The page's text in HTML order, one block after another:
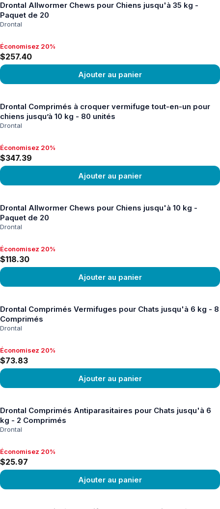
Drontal Allwormer Chews pour Chiens jusqu'à 35 kg -
Paquet de 20
Drontal
Économisez 20%, $257.40
Économisez 20%
$257.40
Ajouter au panier
Drontal Comprimés à croquer vermifuge tout-en-un pour
chiens jusqu’à 10 kg - 80 unités
Drontal
Économisez 20%, $347.39
Économisez 20%
$347.39
Ajouter au panier
Drontal Allwormer Chews pour Chiens jusqu'à 10 kg -
Paquet de 20
Drontal
Économisez 20%, $118.30
Économisez 20%
$118.30
Ajouter au panier
Drontal Comprimés Vermifuges pour Chats jusqu'à 6 kg - 8
Comprimés
Drontal
Économisez 20%, $73.83
Économisez 20%
$73.83
Ajouter au panier
Drontal Comprimés Antiparasitaires pour Chats jusqu'à 6
kg - 2 Comprimés
Drontal
Économisez 20%, $25.97
Économisez 20%
$25.97
Ajouter au panier